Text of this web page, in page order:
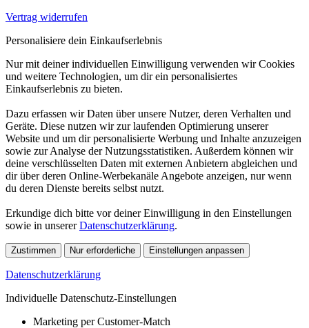
Vertrag widerrufen
Personalisiere dein Einkaufserlebnis
Nur mit deiner individuellen Einwilligung verwenden wir Cookies
und weitere Technologien, um dir ein personalisiertes
Einkaufserlebnis zu bieten.
Dazu erfassen wir Daten über unsere Nutzer, deren Verhalten und
Geräte. Diese nutzen wir zur laufenden Optimierung unserer
Website und um dir personalisierte Werbung und Inhalte anzuzeigen
sowie zur Analyse der Nutzungsstatistiken. Außerdem können wir
deine verschlüsselten Daten mit externen Anbietern abgleichen und
dir über deren Online-Werbekanäle Angebote anzeigen, nur wenn
du deren Dienste bereits selbst nutzt.
Erkundige dich bitte vor deiner Einwilligung in den Einstellungen
sowie in unsererDatenschutzerklärung.
Zustimmen Nur erforderliche Einstellungen anpassen
Datenschutzerklärung
Individuelle Datenschutz-Einstellungen
Marketing per Customer-Match